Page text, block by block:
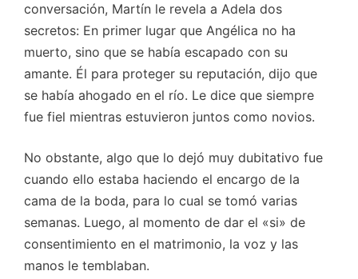
conversación, Martín le revela a Adela dos
secretos: En primer lugar que Angélica no ha
muerto, sino que se había escapado con su
amante. Él para proteger su reputación, dijo que
se había ahogado en el río. Le dice que siempre
fue fiel mientras estuvieron juntos como novios.
No obstante, algo que lo dejó muy dubitativo fue
cuando ello estaba haciendo el encargo de la
cama de la boda, para lo cual se tomó varias
semanas. Luego, al momento de dar el «si» de
consentimiento en el matrimonio, la voz y las
manos le temblaban.